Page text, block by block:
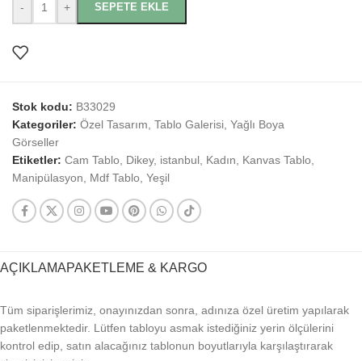
- + SEPETE EKLE
Stok kodu: B33029
Kategoriler: Özel Tasarım, Tablo Galerisi, Yağlı Boya
Görseller
Etiketler: Cam Tablo, Dikey, istanbul, Kadın, Kanvas Tablo,
Manipülasyon, Mdf Tablo, Yeşil
AÇIKLAMAPAKETLEME & KARGO
Tüm siparişlerimiz, onayınızdan sonra, adınıza özel üretim yapılarak
paketlenmektedir. Lütfen tabloyu asmak istediğiniz yerin ölçülerini
kontrol edip, satın alacağınız tablonun boyutlarıyla karşılaştırarak